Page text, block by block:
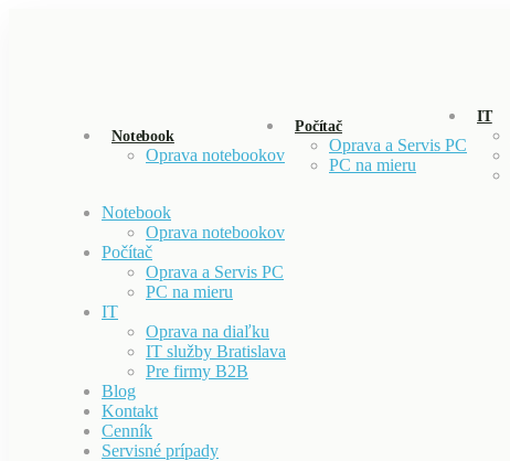
Notebook
Oprava notebookov
Počítač
Oprava a Servis PC
PC na mieru
IT
Notebook
Oprava notebookov
Počítač
Oprava a Servis PC
PC na mieru
IT
Oprava na diaľku
IT služby Bratislava
Pre firmy B2B
Blog
Kontakt
Cenník
Servisné prípady